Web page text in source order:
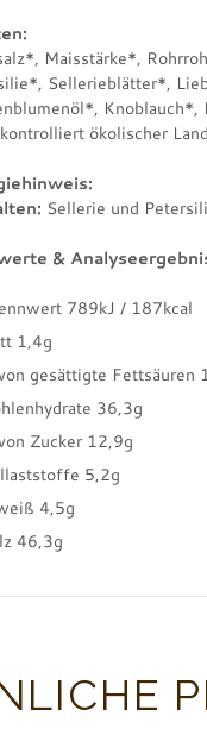
Maisstärke*,
Sellerieblätter*,
ökolischer
Sellerie und
&
789kJ / 187kcal
1,4g
gesättigte Fettsäuren
36,3g
Zucker 12,9g
5,2g
4,5g
46,3g